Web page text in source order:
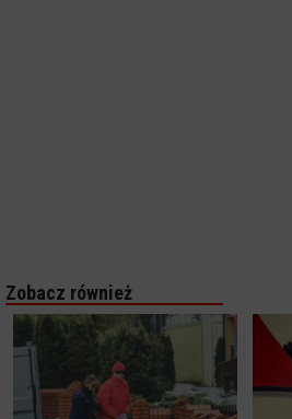
Zobacz również